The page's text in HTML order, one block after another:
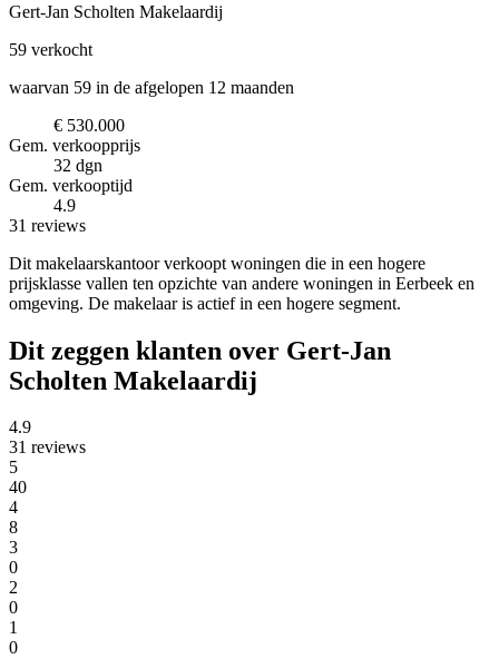
Gert-Jan Scholten Makelaardij
59 verkocht
waarvan 59 in de afgelopen 12 maanden
€ 530.000
Gem. verkoopprijs
32 dgn
Gem. verkooptijd
4.9
31 reviews
Dit makelaarskantoor verkoopt woningen die in een hogere
prijsklasse vallen ten opzichte van andere woningen in Eerbeek en
omgeving. De makelaar is actief in een hogere segment.
Dit zeggen klanten over Gert-Jan
Scholten Makelaardij
4.9
31 reviews
5
40
4
8
3
0
2
0
1
0